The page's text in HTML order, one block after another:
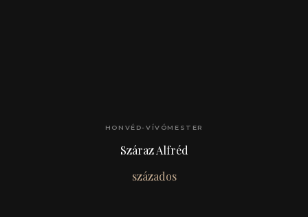
HONVÉD-VÍVÓMESTER
Száraz Alfréd
százados